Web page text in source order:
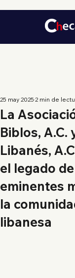
La
Biblos, A.C.
Libanés,
el legado
eminentes
la
libanesa
25 may 2025 2 min de